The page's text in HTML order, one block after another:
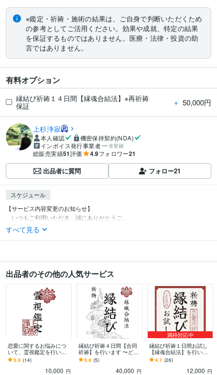
※鑑定・祈祷・施術の結果は、ご自身で判断いただくため
の参考としてご活用ください。効果や成就、特定の結果
を保証するものではありません。医療・法律・投資の助
言ではありません。
有料オプション
縁結び祈祷１４日間【縁魂合結法】※再祈祷
保証
＋ 50,000円
上杉浄寂
本人確認
機密保持契約(NDA)
インボイス発行事業者
未登録
総販売実績51評価 4.9フォロワー21
出品者に質問 フォロー21
スケジュール
【サービス内容変更のお知らせ】
いつもご利用いただき、誠にありがとうご...
すべて見る
出品者のその他の人気サービス
恋愛に関するお悩みにつ
いて、霊視鑑定を行いま
す 【霊視鑑定/恋愛相談】
片想い/復縁/困難愛/同性
5.0 (14)
10,000 円
縁結び祈祷４日間【合同
祈祷】を行います 〜どう
しても叶えたい恋がある
方へ〜
5.0 (5)
40,000 円
満枠対応中
縁結び祈祷１日間お試し
【縁魂合結法】を行いま
す 〜どうしても叶えたい
恋がある方へ〜
4.7 (26)
12,000 円